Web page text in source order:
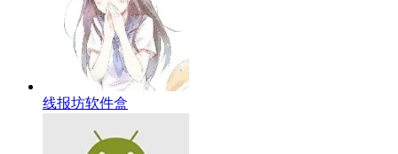
线报坊软件盒